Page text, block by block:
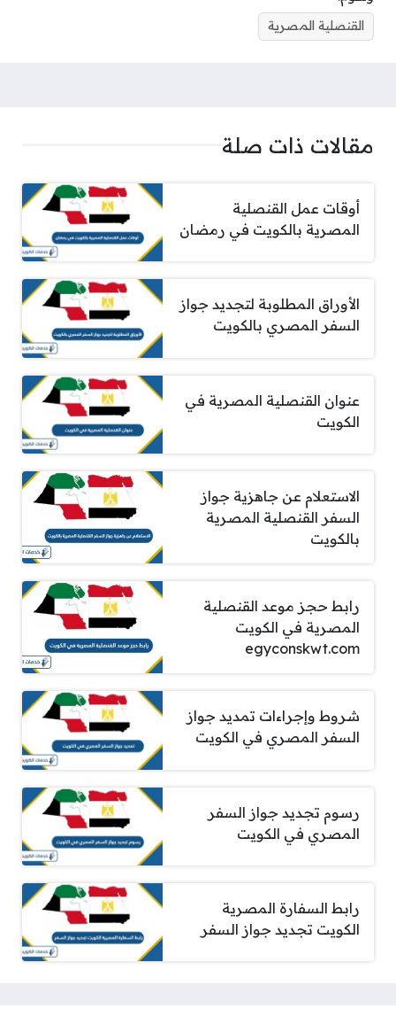
القنصلية المصرية
مقالات ذات صلة
أوقات عمل القنصلية
المصرية بالكويت في رمضان
الأوراق المطلوبة لتجديد جواز
السفر المصري بالكويت
عنوان القنصلية المصرية في
الكويت
الاستعلام عن جاهزية جواز
السفر القنصلية المصرية
بالكويت
رابط حجز موعد القنصلية
المصرية في الكويت
egyconskwt.com
شروط وإجراءات تمديد جواز
السفر المصري في الكويت
رسوم تجديد جواز السفر
المصري في الكويت
رابط السفارة المصرية
الكويت تجديد جواز السفر